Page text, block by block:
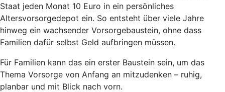
Staat jeden Monat 10 Euro in ein persönliches
Altersvorsorgedepot ein. So entsteht über viele Jahre
hinweg ein wachsender Vorsorgebaustein, ohne dass
Familien dafür selbst Geld aufbringen müssen.
Für Familien kann das ein erster Baustein sein, um das
Thema Vorsorge von Anfang an mitzudenken – ruhig,
planbar und mit Blick nach vorn.